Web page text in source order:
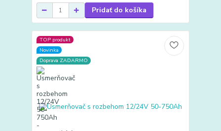
Pridať do košíka
TOP produkt
Novinka
Doprava ZADARMO